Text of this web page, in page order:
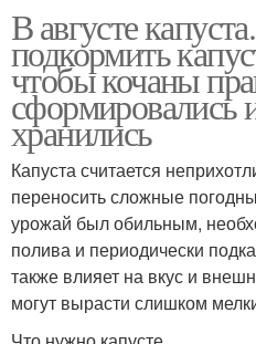
В августе
подкормить
чтобы кочаны
сформировались
хранились
Капуста считается
переносить сложные
урожай был обильным,
полива и периодически
также влияет на вкус и
могут вырасти слишком